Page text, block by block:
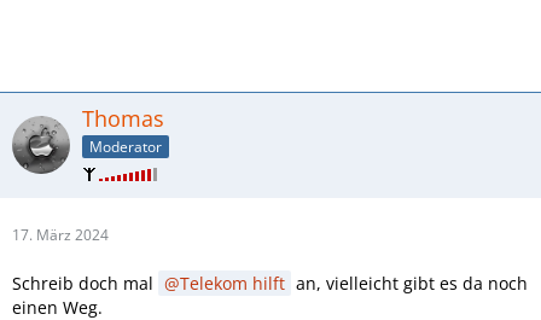
Thomas
Moderator
17. März 2024
Schreib doch mal Telekom hilft an, vielleicht gibt es da noch
einen Weg.